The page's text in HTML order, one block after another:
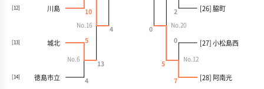
No.6 No.12
No.16 No.20
10
5
4
2
0
7
13 5
4 0
[12]
[13]
[14]
川島
城北
徳島市立
[26] 脇町
[27] 小松島西
[28] 阿南光